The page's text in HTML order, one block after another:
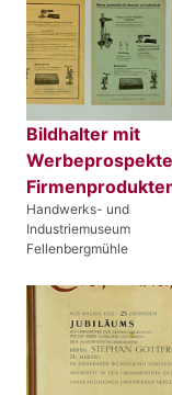
Bildhalter mit
Handwerks- und
Industriemuseum
Fellenbergmühle